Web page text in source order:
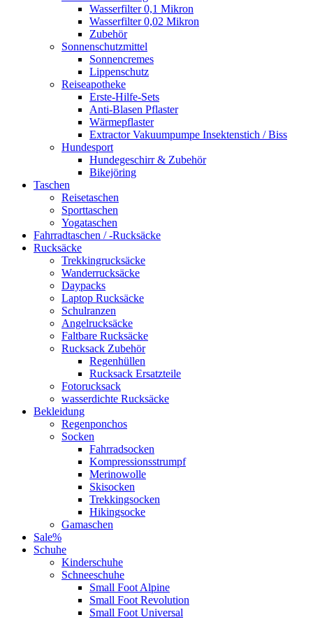
Wasserfilter 0,1 Mikron
Wasserfilter 0,02 Mikron
Zubehör
Sonnenschutzmittel
Sonnencremes
Lippenschutz
Reiseapotheke
Erste-Hilfe-Sets
Anti-Blasen Pflaster
Wärmepflaster
Extractor Vakuumpumpe Insektenstich / Biss
Hundesport
Hundegeschirr & Zubehör
Bikejöring
Taschen
Reisetaschen
Sporttaschen
Yogataschen
Fahrradtaschen / -Rucksäcke
Rucksäcke
Trekkingrucksäcke
Wanderrucksäcke
Daypacks
Laptop Rucksäcke
Schulranzen
Angelrucksäcke
Faltbare Rucksäcke
Rucksack Zubehör
Regenhüllen
Rucksack Ersatzteile
Fotorucksack
wasserdichte Rucksäcke
Bekleidung
Regenponchos
Socken
Fahrradsocken
Kompressionsstrumpf
Merinowolle
Skisocken
Trekkingsocken
Hikingsocke
Gamaschen
Sale%
Schuhe
Kinderschuhe
Schneeschuhe
Small Foot Alpine
Small Foot Revolution
Small Foot Universal